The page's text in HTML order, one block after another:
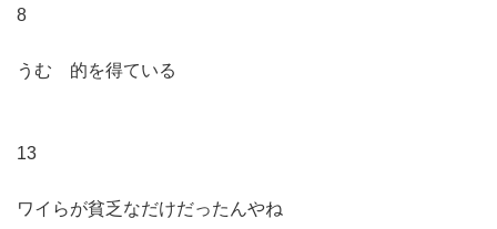
8
うむ 的を得ている
13
ワイらが貧乏なだけだったんやね